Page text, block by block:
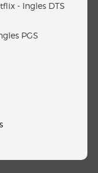
- Ingles DTS
PGS